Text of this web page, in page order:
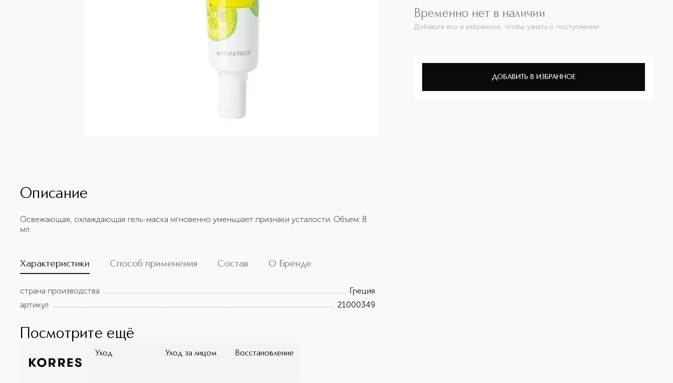
Временно нет в наличии
Добавьте его в избранное, чтобы узнать о поступлении
ДОБАВИТЬ В ИЗБРАННОЕ
Описание
Освежающая, охлаждающая гель-маска мгновенно уменьшает признаки усталости. Объем: 8
мл
Характеристики Способ применения Состав О Бренде
страна производства
Греция
артикул
21000349
Посмотрите ещё
Уход Уход за лицом Восстановление